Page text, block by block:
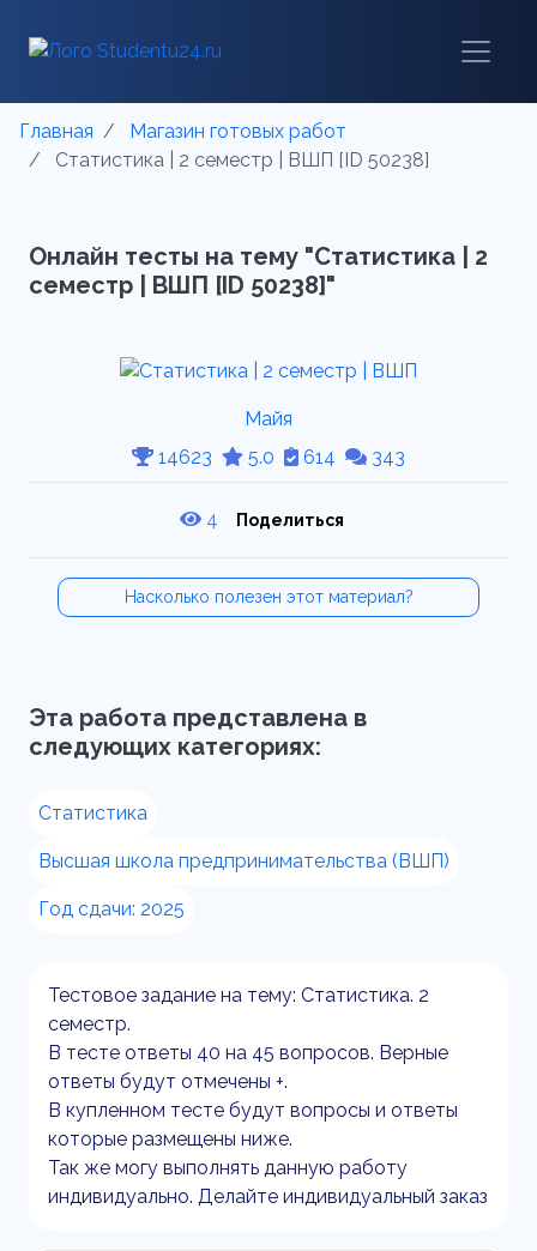
Главная
Магазин готовых работ
Статистика | 2 семестр | ВШП [ID 50238]
Онлайн тесты на тему "Статистика | 2
семестр | ВШП [ID 50238]"
Майя
14623
5.0 614 343
4 Поделиться
Насколько полезен этот материал?
Эта работа представлена в
следующих категориях:
Статистика
Высшая школа предпринимательства (ВШП)
Год сдачи: 2025
Тестовое задание на тему: Статистика. 2
семестр.
В тесте ответы 40 на 45 вопросов. Верные
ответы будут отмечены +.
В купленном тесте будут вопросы и ответы
которые размещены ниже.
Так же могу выполнять данную работу
индивидуально. Делайте индивидуальный заказ